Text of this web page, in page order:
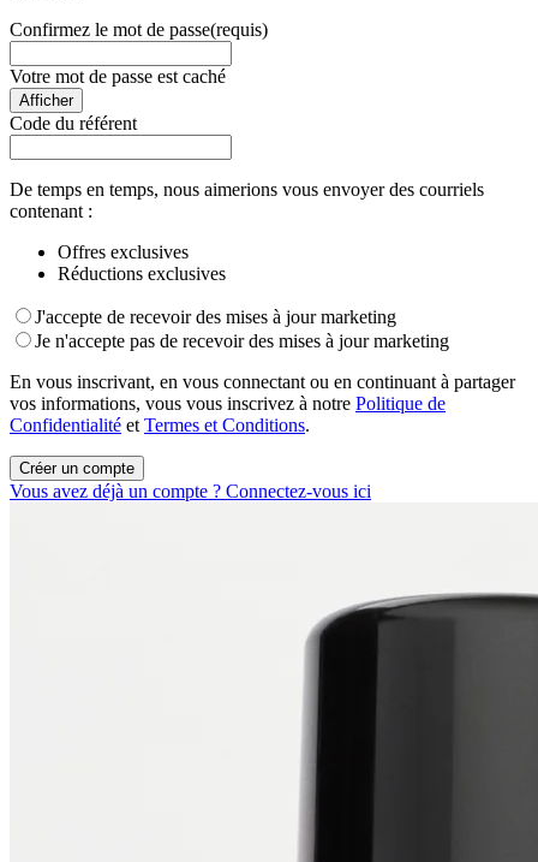
Confirmez le mot de passe(requis)
Votre mot de passe est caché
Afficher
Code du référent
De temps en temps, nous aimerions vous envoyer des courriels
contenant :
Offres exclusives
Réductions exclusives
J'accepte de recevoir des mises à jour marketing
Je n'accepte pas de recevoir des mises à jour marketing
En vous inscrivant, en vous connectant ou en continuant à partager
vos informations, vous vous inscrivez à notre Politique de
Confidentialité et Termes et Conditions.
Créer un compte
Vous avez déjà un compte ? Connectez-vous ici